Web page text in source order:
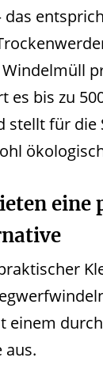
bis zu
stellt für die
eine
einem
aus.